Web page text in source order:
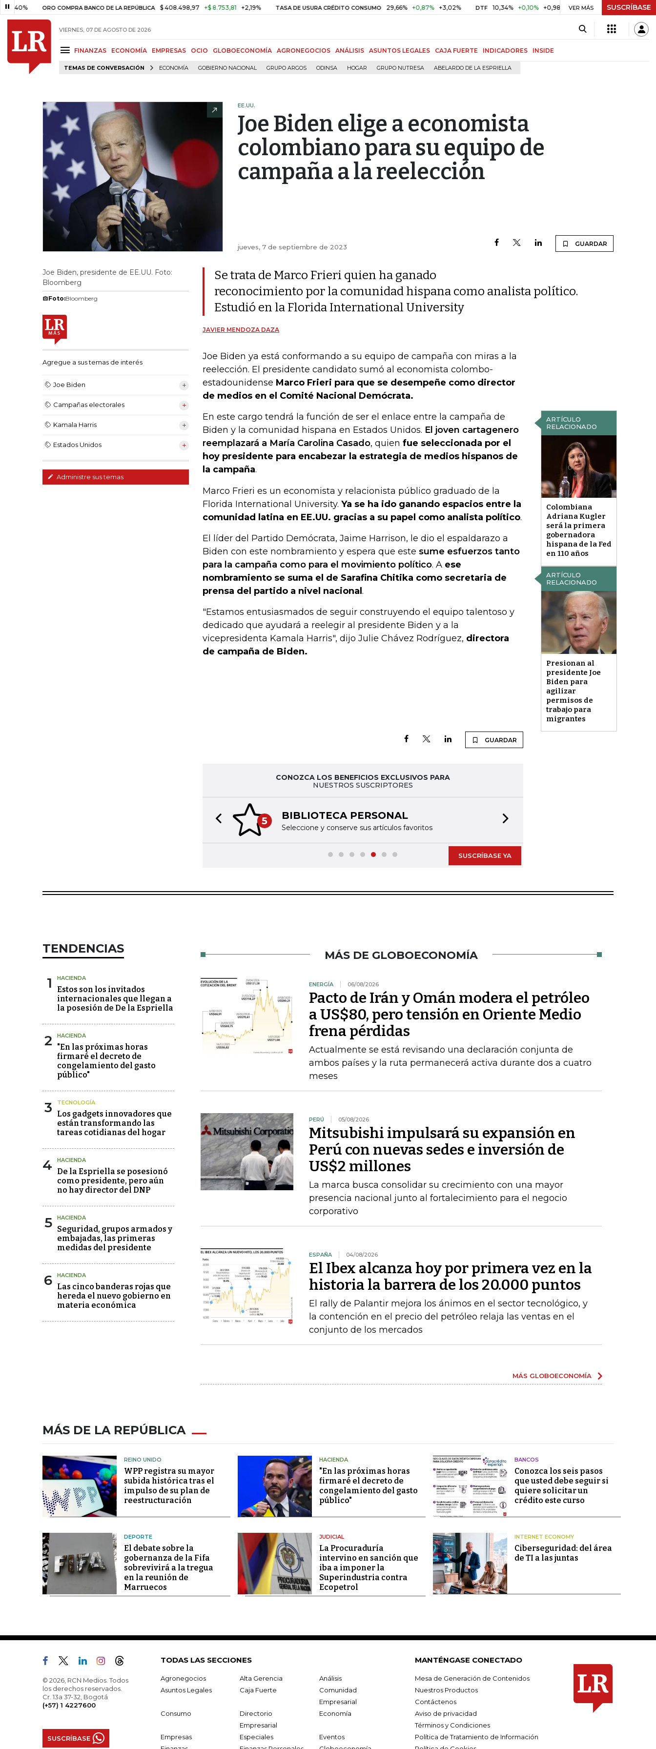
ORO COMPRA BANCO DE LA REPÚBLICA $ 408.498,97 +$ 8.753,81 +2,19% TASA DE USURA CRÉDITO CONSUMO 29,66% +0,87% +3,02% DTF 10,34% +0,10% +0,98% UVR $ 416,91 +$ 0,05 +0,01%
VER MÁS SUSCRÍBASE
VIERNES, 07 DE AGOSTO DE 2026
FINANZAS ECONOMÍA EMPRESAS OCIO GLOBOECONOMÍA AGRONEGOCIOS ANÁLISIS ASUNTOS LEGALES CAJA FUERTE INDICADORES INSIDE
TEMAS DE CONVERSACIÓN ECONOMÍA GOBIERNO NACIONAL GRUPO ARGOS ODINSA HOGAR GRUPO NUTRESA ABELARDO DE LA ESPRIELLA
EE.UU.
Joe Biden elige a economista
colombiano para su equipo de
campaña a la reelección
jueves, 7 de septiembre de 2023 GUARDAR
Joe Biden, presidente de EE.UU. Foto:
Bloomberg
Foto:Bloomberg
Agregue a sus temas de interés
Joe Biden
Campañas electorales
Kamala Harris
Estados Unidos
Administre sus temas
Se trata de Marco Frieri quien ha ganado
reconocimiento por la comunidad hispana como analista político.
Estudió en la Florida International University
JAVIER MENDOZA DAZA
Joe Biden ya está conformando a su equipo de campaña con miras a la
reelección. El presidente candidato sumó al economista colombo-
estadounidense Marco Frieri para que se desempeñe como director
de medios en el Comité Nacional Demócrata.
ARTÍCULO
RELACIONADO
Colombiana
Adriana Kugler
será la primera
gobernadora
hispana de la Fed
en 110 años
En este cargo tendrá la función de ser el enlace entre la campaña de
Biden y la comunidad hispana en Estados Unidos. El joven cartagenero
reemplazará a María Carolina Casado, quien fue seleccionada por el
hoy presidente para encabezar la estrategia de medios hispanos de
la campaña.
Marco Frieri es un economista y relacionista público graduado de la
Florida International University. Ya se ha ido ganando espacios entre la
comunidad latina en EE.UU. gracias a su papel como analista político.
ARTÍCULO
RELACIONADO
Presionan al
presidente Joe
Biden para
agilizar
permisos de
trabajo para
migrantes
El líder del Partido Demócrata, Jaime Harrison, le dio el espaldarazo a
Biden con este nombramiento y espera que este sume esfuerzos tanto
para la campaña como para el movimiento político. A ese
nombramiento se suma el de Sarafina Chitika como secretaria de
prensa del partido a nivel nacional .
"Estamos entusiasmados de seguir construyendo el equipo talentoso y
dedicado que ayudará a reelegir al presidente Biden y a la
vicepresidenta Kamala Harris", dijo Julie Chávez Rodríguez, directora
de campaña de Biden.
GUARDAR
CONOZCA LOS BENEFICIOS EXCLUSIVOS PARA
NUESTROS SUSCRIPTORES
5 BIBLIOTECA PERSONAL
Seleccione y conserve sus artículos favoritos
Previous slide
SUSCRÍBASE YA
TENDENCIAS
1 HACIENDA
Estos son los invitados
internacionales que llegan a
la posesión de De la Espriella
2 HACIENDA
"En las próximas horas
firmaré el decreto de
congelamiento del gasto
público"
3 TECNOLOGÍA
Los gadgets innovadores que
están transformando las
tareas cotidianas del hogar
4 HACIENDA
De la Espriella se posesionó
como presidente, pero aún
no hay director del DNP
5 HACIENDA
Seguridad, grupos armados y
embajadas, las primeras
medidas del presidente
6 HACIENDA
Las cinco banderas rojas que
hereda el nuevo gobierno en
materia económica
MÁS DE GLOBOECONOMÍA
ENERGÍA 06/08/2026
Pacto de Irán y Omán modera el petróleo
a US$80, pero tensión en Oriente Medio
frena pérdidas
Actualmente se está revisando una declaración conjunta de
ambos países y la ruta permanecerá activa durante dos a cuatro
meses
PERÚ 05/08/2026
Mitsubishi impulsará su expansión en
Perú con nuevas sedes e inversión de
US$2 millones
La marca busca consolidar su crecimiento con una mayor
presencia nacional junto al fortalecimiento para el negocio
corporativo
ESPAÑA 04/08/2026
El Ibex alcanza hoy por primera vez en la
historia la barrera de los 20.000 puntos
El rally de Palantir mejora los ánimos en el sector tecnológico, y
la contención en el precio del petróleo relaja las ventas en el
conjunto de los mercados
MÁS GLOBOECONOMÍA
MÁS DE LA REPÚBLICA
REINO UNIDO
WPP registra su mayor
subida histórica tras el
impulso de su plan de
reestructuración
HACIENDA
"En las próximas horas
firmaré el decreto de
congelamiento del gasto
público"
BANCOS
Conozca los seis pasos
que usted debe seguir si
quiere solicitar un
crédito este curso
DEPORTE
El debate sobre la
gobernanza de la Fifa
sobrevivirá a la tregua
en la reunión de
Marruecos
JUDICIAL
La Procuraduría
intervino en sanción que
iba a imponer la
Superindustria contra
Ecopetrol
INTERNET ECONOMY
Ciberseguridad: del área
de TI a las juntas
© 2026, RCN Medios. Todos
los derechos reservados.
Cr. 13a 37-32, Bogotá
(+57) 1 4227600
SUSCRÍBASE
TODAS LAS SECCIONES
Agronegocios Alta Gerencia
Análisis
Asuntos Legales
Caja Fuerte
Comunidad
Empresarial
Consumo
Directorio
Empresarial
Economía
Empresas Especiales
Eventos
MANTÉNGASE CONECTADO
Mesa de Generación de Contenidos
Nuestros Productos
Contáctenos
Aviso de privacidad
Términos y Condiciones
Política de Tratamiento de Información